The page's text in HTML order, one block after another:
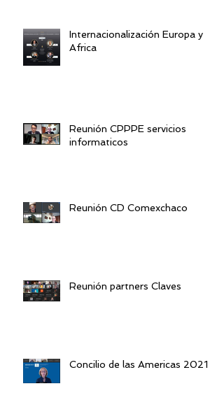
Internacionalización Europa y
Africa
Reunión CPPPE servicios
informaticos
Reunión CD Comexchaco
Reunión partners Claves
Concilio de las Americas 2021